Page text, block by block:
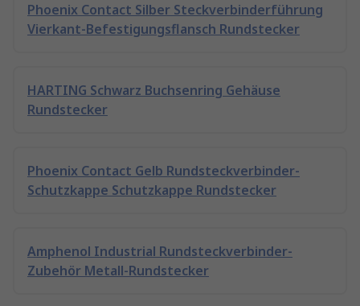
Phoenix Contact Silber Steckverbinderführung
Vierkant-Befestigungsflansch Rundstecker
HARTING Schwarz Buchsenring Gehäuse
Rundstecker
Phoenix Contact Gelb Rundsteckverbinder-
Schutzkappe Schutzkappe Rundstecker
Amphenol Industrial Rundsteckverbinder-
Zubehör Metall-Rundstecker